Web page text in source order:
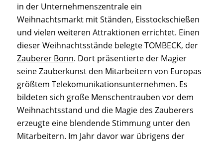
in der Unternehmenszentrale ein
Weihnachtsmarkt mit Ständen, Eisstockschießen
und vielen weiteren Attraktionen errichtet. Einen
dieser Weihnachtsstände belegte TOMBECK, der
Zauberer Bonn. Dort präsentierte der Magier
seine Zauberkunst den Mitarbeitern von Europas
größtem Telekomunikationsunternehmen. Es
bildeten sich große Menschentrauben vor dem
Weihnachtsstand und die Magie des Zauberers
erzeugte eine blendende Stimmung unter den
Mitarbeitern. Im Jahr davor war übrigens der